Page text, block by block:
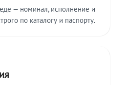
— номинал, исполнение и
по каталогу и паспорту.